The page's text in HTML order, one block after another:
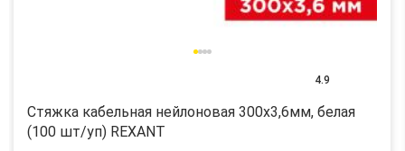
4.9
Стяжка кабельная нейлоновая 300x3,6мм, белая
(100 шт/уп) REXANT